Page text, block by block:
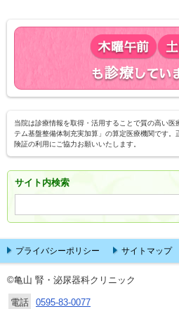
当院は診療情報を取得・活用することで質の高い医
テム基盤整備体制充実加算」の算定医療機関です
険証の利用にご協力お願いいたします。
サイト内検索
プライバシーポリシー サイトマップ
©亀山 腎・泌尿器科クリニック
電話 0595-83-0077